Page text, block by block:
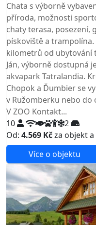
Chata s výborně
příroda, možnosti
chaty terasa, posezení,
pískoviště a
kilometrů od ubytování
Ján, výborně dostupná
akvapark Tatralandia.
Chopok a Ďumbier se
v Ružomberku nebo do
V ZOO Kontakt...
10
2
Od: 4.569 Kčza objekt a
Více o objektu